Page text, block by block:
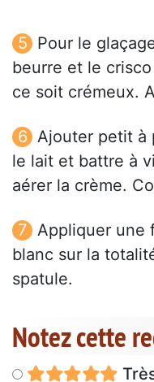
Pour le
beurre et le
ce soit crémeux.
Ajouter petit à
le lait et battre à
aérer la crème.
Appliquer une
blanc sur la
spatule.
Notez cette